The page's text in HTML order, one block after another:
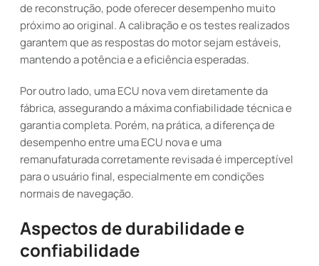
de reconstrução, pode oferecer desempenho muito
próximo ao original. A calibração e os testes realizados
garantem que as respostas do motor sejam estáveis,
mantendo a potência e a eficiência esperadas.
Por outro lado, uma ECU nova vem diretamente da
fábrica, assegurando a máxima confiabilidade técnica e
garantia completa. Porém, na prática, a diferença de
desempenho entre uma ECU nova e uma
remanufaturada corretamente revisada é imperceptível
para o usuário final, especialmente em condições
normais de navegação.
Aspectos de durabilidade e
confiabilidade